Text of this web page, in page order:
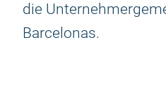
die
Barcelonas.